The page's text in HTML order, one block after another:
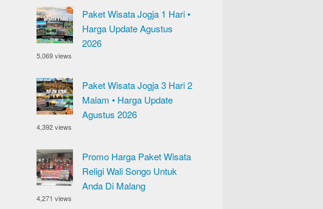
Paket Wisata Jogja 1 Hari •
Harga Update Agustus
2026
5,069 views
Paket Wisata Jogja 3 Hari 2
Malam • Harga Update
Agustus 2026
4,392 views
Promo Harga Paket Wisata
Religi Wali Songo Untuk
Anda Di Malang
4,271 views